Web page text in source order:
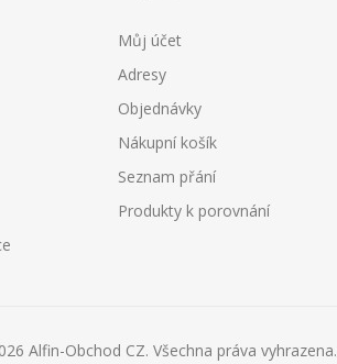
Můj účet
Adresy
Objednávky
Nákupní košík
Seznam přání
Produkty k porovnání
Alfin-Obchod CZ. Všechna práva vyhrazena.